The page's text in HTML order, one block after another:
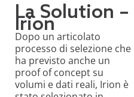
La Solution –
Irion
Dopo un articolato
processo di selezione che
ha previsto anche un
proof of concept su
volumi e dati reali, Irion è